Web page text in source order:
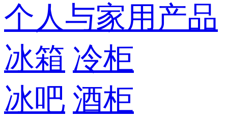
个人与家用产品
冰箱 冷柜
冰吧 酒柜